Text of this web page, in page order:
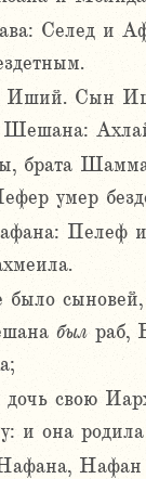
Селед и
Иший. Сын
брата
умер
Пелеф
сыновей,
был раб,
свою
и она
Нафан